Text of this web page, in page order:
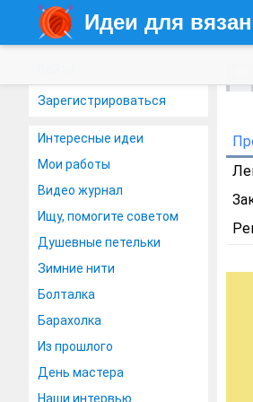
Идеи для
Зарегистрироваться
Интересные идеи
Мои работы
Видео журнал
Ищу, помогите советом
Душевные петельки
Зимние нити
Болталка
Барахолка
Из прошлого
День мастера
Наши интервью